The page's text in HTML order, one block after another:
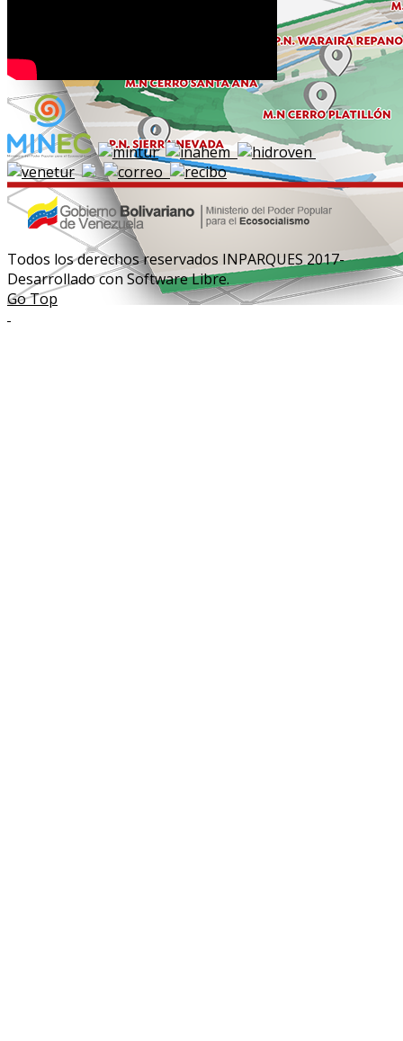
Todos los derechos reservados INPARQUES 2017-
Desarrollado con Software Libre.
Go Top